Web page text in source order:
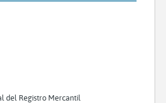
del Registro Mercantil